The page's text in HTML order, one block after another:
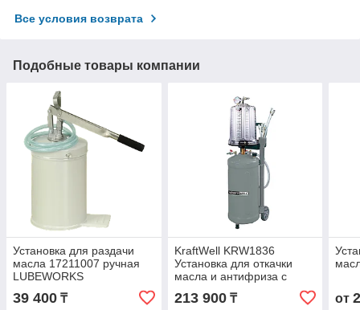
Все условия возврата
Подобные товары компании
Установка для раздачи
масла 17211007 ручная
LUBEWORKS
39 400 ₸
KraftWell KRW1836
Установка для откачки
масла и антифриза с
мерной емкостью,
мобильная
213 900₸ от